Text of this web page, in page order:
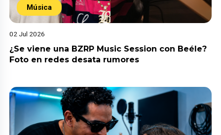
Música
02 Jul 2026
¿Se viene una BZRP Music Session con Beéle?
Foto en redes desata rumores